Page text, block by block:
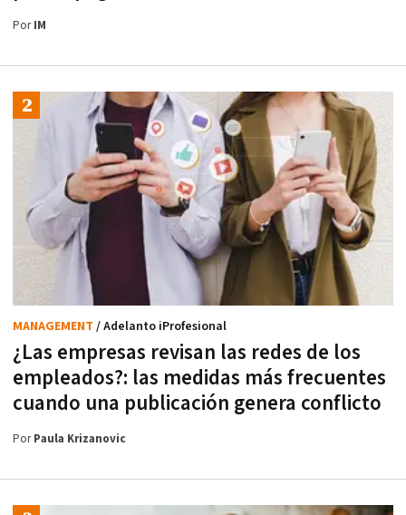
PorIM
¿Las empresas revisan las redes de los
empleados?: las medidas más frecuentes
cuando una publicación genera conflicto
MANAGEMENT / Adelanto iProfesional
PorPaula Krizanovic